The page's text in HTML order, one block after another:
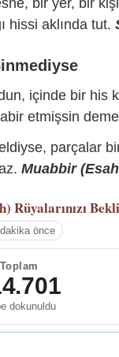
hissi aklında tut.
içinde bir his
etmişsin
parçalar
Muabbir
Rüyalarınızı
önce
Toplam
dokunuldu